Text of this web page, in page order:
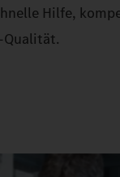
Hilfe,
Qualität.